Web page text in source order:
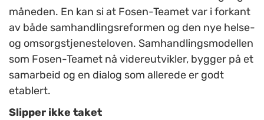
måneden. En kan si at Fosen-Teamet var i forkant
av både samhandlingsreformen og den nye helse-
og omsorgstjenesteloven. Samhandlingsmodellen
som Fosen-Teamet nå videreutvikler, bygger på et
samarbeid og en dialog som allerede er godt
etablert.
Slipper ikke taket